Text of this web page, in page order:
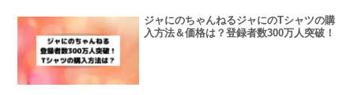
ジャにのちゃんねるジャにのTシャツの購
入方法＆価格は？登録者数300万人突破！